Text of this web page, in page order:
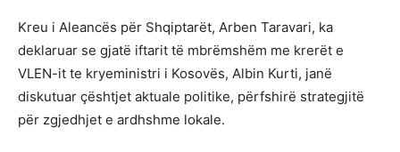
Kreu i Aleancës për Shqiptarët, Arben Taravari, ka
deklaruar se gjatë iftarit të mbrëmshëm me krerët e
VLEN-it te kryeministri i Kosovës, Albin Kurti, janë
diskutuar çështjet aktuale politike, përfshirë strategjitë
për zgjedhjet e ardhshme lokale.